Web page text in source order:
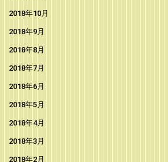
2018年10月
2018年9月
2018年8月
2018年7月
2018年6月
2018年5月
2018年4月
2018年3月
2018年2月